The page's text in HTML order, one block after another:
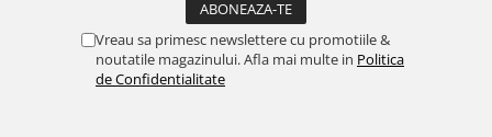
Vreau sa primesc newslettere cu promotiile &
noutatile magazinului. Afla mai multe in Politica
de Confidentialitate